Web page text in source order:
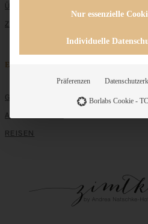
ÜBER MICH
ZUSAMMENARBEIT
Entdecken
GRUNDLAGEN
ALLE REZEPTE
REISEN
Nur essenzielle
Individuelle
Präferenzen
Borlabs Cookie -